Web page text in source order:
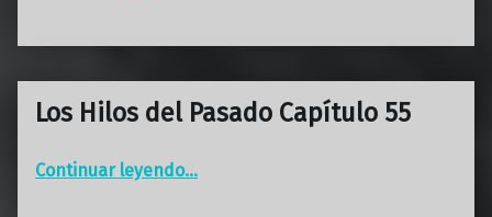
Los Hilos del Pasado Capítulo 55
Continuar leyendo…